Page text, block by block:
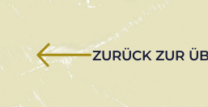
ZURÜCK ZUR